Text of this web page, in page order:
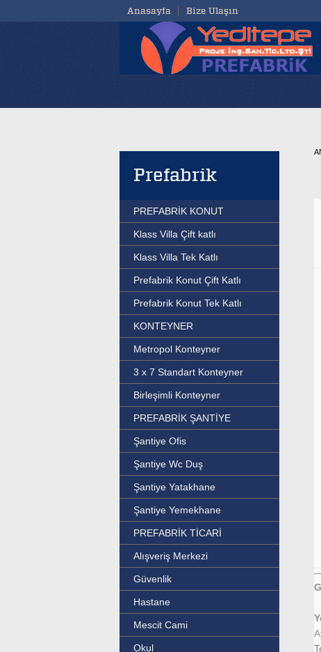
Anasayfa Bize Ulaşın
Prefabrik
PREFABRİK KONUT
Klass Villa Çift katlı
Klass Villa Tek Katlı
Prefabrik Konut Çift Katlı
Prefabrik Konut Tek Katlı
KONTEYNER
Metropol Konteyner
3 x 7 Standart Konteyner
Birleşimli Konteyner
PREFABRİK ŞANTİYE
Şantiye Ofis
Şantiye Wc Duş
Şantiye Yatakhane
Şantiye Yemekhane
PREFABRİK TİCARİ
Alışveriş Merkezi
Güvenlik
Hastane
Mescit Cami
Okul